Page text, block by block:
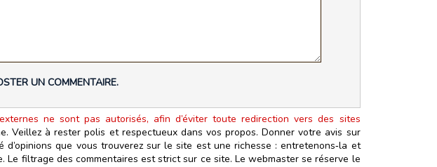
UN COMMENTAIRE.
ne sont pas autorisés, afin d’éviter toute redirection vers des sites
Veillez à rester polis et respectueux dans vos propos. Donner votre avis sur
que vous trouverez sur le site est une richesse : entretenons‑la et
Le filtrage des commentaires est strict sur ce site. Le webmaster se réserve le